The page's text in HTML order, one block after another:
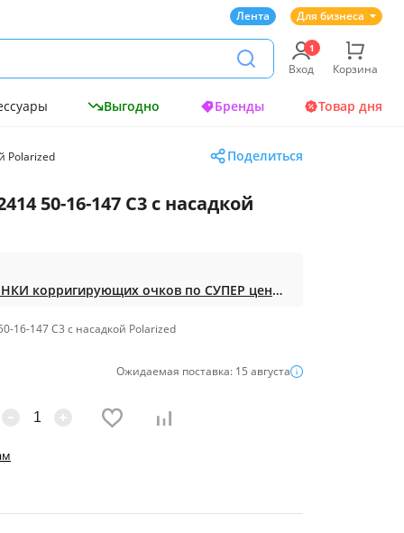
Лента Для бизнеса
Вход Корзина
Выгодно Бренды Товар дня
Polarized Поделиться
50-16-147 С3 с насадкой
Доступная ОПТИКА. НОВИНКИ корригирующих очков по СУПЕР ценам. Таких нет на МП.
16-147 С3 с насадкой Polarized
Ожидаемая поставка: 15 августа